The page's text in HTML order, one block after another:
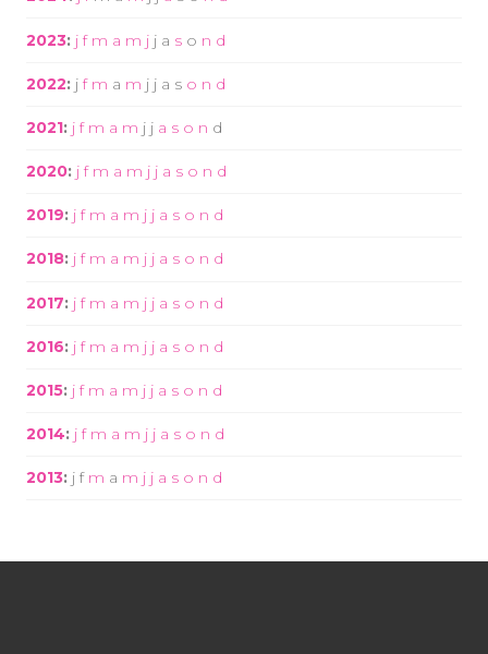
2023: j f m a m j j a s o n d
2022: j f m a m j j a s o n d
2021: j f m a m j j a s o n d
2020: j f m a m j j a s o n d
2019: j f m a m j j a s o n d
2018: j f m a m j j a s o n d
2017: j f m a m j j a s o n d
2016: j f m a m j j a s o n d
2015: j f m a m j j a s o n d
2014: j f m a m j j a s o n d
2013: j f m a m j j a s o n d